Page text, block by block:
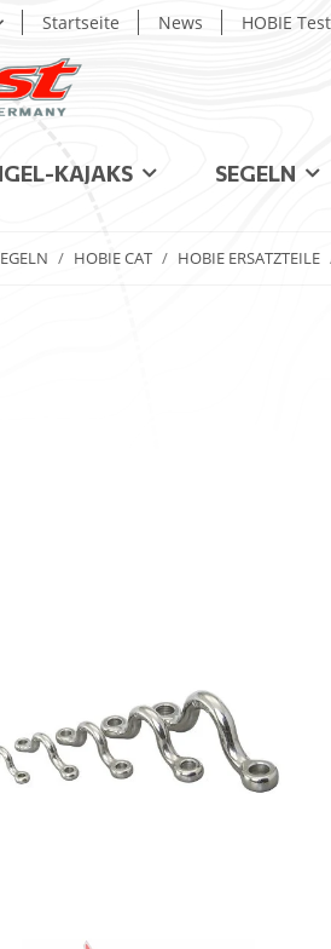
Startseite News HOBIE
KAJAKS SEGELN
HOBIE CAT HOBIE ERSATZTEILE